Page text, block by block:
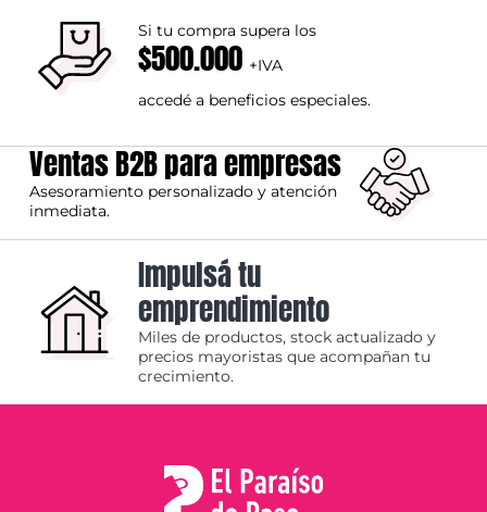
Si tu compra supera los
$500.000 +IVA
accedé a beneficios especiales.
Ventas B2B para empresas
Asesoramiento personalizado y atención
inmediata.
Impulsá tu
emprendimiento
Miles de productos, stock actualizado y
precios mayoristas que acompañan tu
crecimiento.